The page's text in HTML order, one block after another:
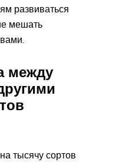
развиваться
мешать
между
тысячу сортов